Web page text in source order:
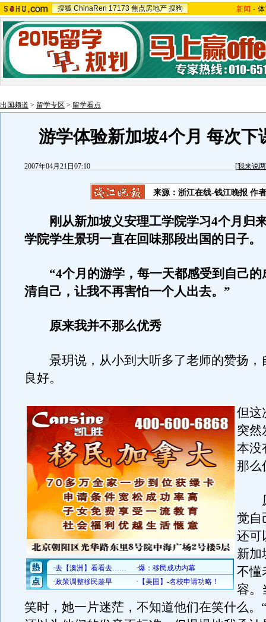
搜狐 ChinaRen 17173 焦点房地产 搜狗 新闻 -
出国频道 > 留学专区 > 留学看点
游学体验新加坡4个月 每次下
2007年04月21日07:10 [我来说
来源：浙江在线-钱江晚报 作
刚从新加坡义安理工学院学习4个月归
学院学生景玥一直在回味那段出国的日子。
“4个月的游学，每一天都感受到自己的
清自己，让我不再害怕一个人出去。”
原来我并不那么优秀
景玥说，从小到大听多了老师的赞扬，
良好。
但这
突然
本没
那么
原
觉自
还可
新加
不懂
容。
笑时，她一片迷茫，不知道他们在笑什么。